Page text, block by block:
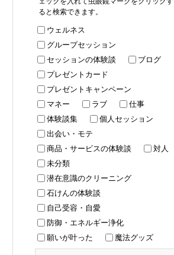
ると検索できます。
ウェルネス
グループセッション
セッションの体験談
ブログ
プレゼントカード
プレゼントキャンペーン
マネー
ラブ
仕事
体験談集
個人セッション
出会い・モテ
商品・サービスの体験談
対人
未分類
潜在意識のクリーニング
石けんの体験談
自己受容・自愛
防御・エネルギー浄化
願いが叶った
魔法グッズ